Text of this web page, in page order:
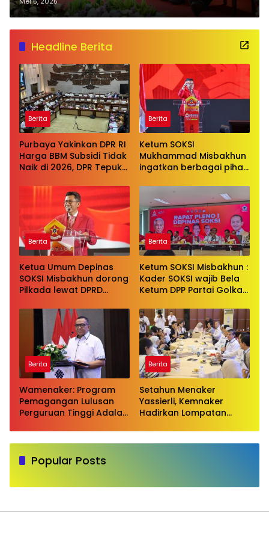
Headline Berita
Berita
Purbaya Yakinkan DPR RI
Harga BBM Subsidi Tidak
Naik di 2026, DPR Tepuk
Berita
Ketum SOKSI
Mukhammad Misbakhun
ingatkan berbagai pihak
serangan bersifat
pribadi kepada Ketua
Golkar Bahlil Lahadalia
Berita
Ketua Umum Depinas
SOKSI Misbakhun dorong
Pilkada lewat DPRD
pilkada langsung
Berita
Ketum SOKSI Misbakhun :
Kader SOKSI wajib Bela
Ketum DPP Partai Golkar
Publik
Berita
Wamenaker: Program
Pemagangan Lulusan
Perguruan Tinggi Adalah
Berita
Setahun Menaker
Yassierli, Kemnaker
Hadirkan Lompatan
Popular Posts